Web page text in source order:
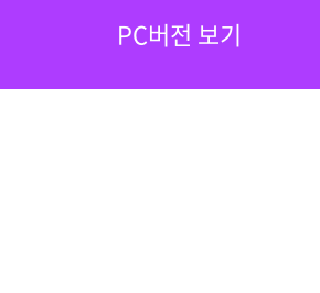
PC버전 보기